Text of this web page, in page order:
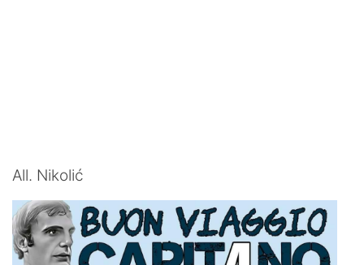
All. Nikolić